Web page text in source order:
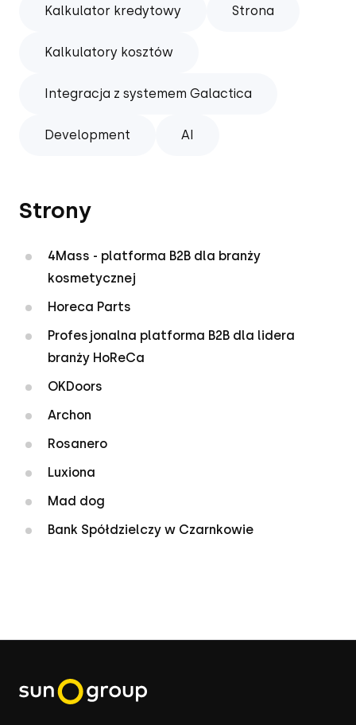
Kalkulator kredytowy Strona
Kalkulatory kosztów
Integracja z systemem Galactica
Development AI
Strony
4Mass - platforma B2B dla branży
kosmetycznej
Horeca Parts
Profesjonalna platforma B2B dla lidera
branży HoReCa
OKDoors
Archon
Rosanero
Luxiona
Mad dog
Bank Spółdzielczy w Czarnkowie